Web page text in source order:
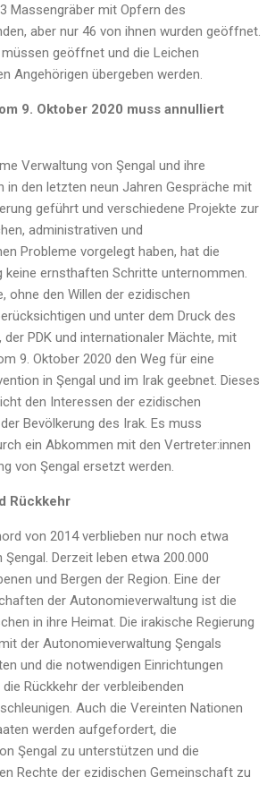
Massengräber mit Opfern des
aber nur 46 von ihnen wurden geöffnet.
geöffnet und die Leichen
Angehörigen übergeben werden.
9. Oktober 2020 muss annulliert
Verwaltung von Şengal und ihre
in den letzten neun Jahren Gespräche mit
geführt und verschiedene Projekte zur
administrativen und
Probleme vorgelegt haben, hat die
keine ernsthaften Schritte unternommen.
ohne den Willen der ezidischen
und unter dem Druck des
PDK und internationaler Mächte, mit
9. Oktober 2020 den Weg für eine
in Şengal und im Irak geebnet. Dieses
den Interessen der ezidischen
Bevölkerung des Irak. Es muss
ein Abkommen mit den Vertreter:innen
von Şengal ersetzt werden.
Rückkehr
von 2014 verblieben nur noch etwa
Şengal. Derzeit leben etwa 200.000
und Bergen der Region. Eine der
der Autonomieverwaltung ist die
in ihre Heimat. Die irakische Regierung
der Autonomieverwaltung Şengals
und die notwendigen Einrichtungen
Rückkehr der verbleibenden
Auch die Vereinten Nationen
werden aufgefordert, die
Şengal zu unterstützen und die
Rechte der ezidischen Gemeinschaft zu